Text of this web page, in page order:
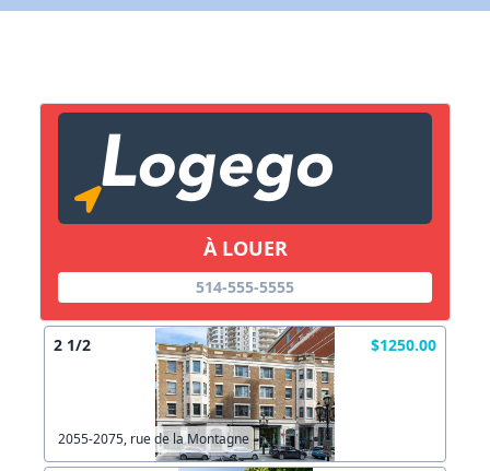
À LOUER
514-555-5555
2 1/2 $1250.00
2055-2075, rue de la Montagne
Copier lien
X Fermer Envoyez